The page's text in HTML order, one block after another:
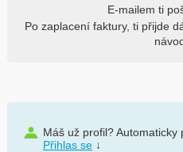
E-mailem ti
Po zaplacení faktury, ti přijde
Máš už profil? Automaticky
Přihlas se↓